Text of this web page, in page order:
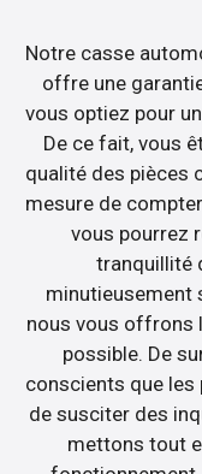
Notre casse
offre une
vous optiez pour
De ce fait, vous
qualité des pièces
mesure de
vous pourrez
tranquillité
minutieusement
nous vous offrons
possible. De
conscients que les
de susciter des
mettons tout